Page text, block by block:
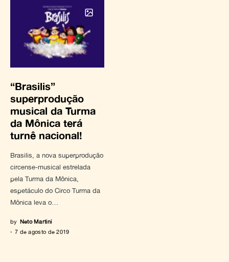
“Brasilis”
superprodução
musical da Turma
da Mônica terá
turnê nacional!
Brasilis, a nova superprodução
circense-musical estrelada
pela Turma da Mônica,
espetáculo do Circo Turma da
Mônica leva o…
by Neto Martini
7 de agosto de 2019